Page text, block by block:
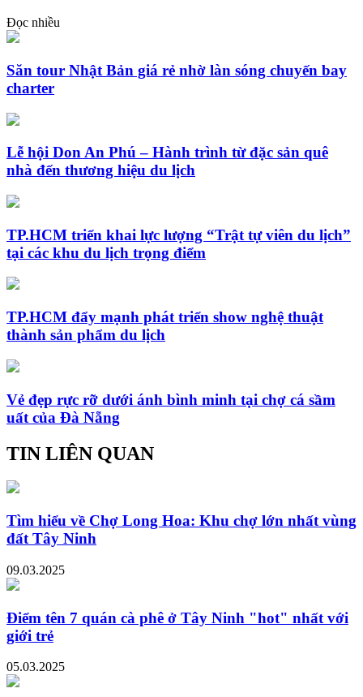
Đọc nhiều
Săn tour Nhật Bản giá rẻ nhờ làn sóng chuyến bay
charter
Lễ hội Don An Phú – Hành trình từ đặc sản quê
nhà đến thương hiệu du lịch
TP.HCM triển khai lực lượng “Trật tự viên du lịch”
tại các khu du lịch trọng điểm
TP.HCM đẩy mạnh phát triển show nghệ thuật
thành sản phẩm du lịch
Vẻ đẹp rực rỡ dưới ánh bình minh tại chợ cá sầm
uất của Đà Nẵng
TIN LIÊN QUAN
Tìm hiểu về Chợ Long Hoa: Khu chợ lớn nhất vùng
đất Tây Ninh
09.03.2025
Điểm tên 7 quán cà phê ở Tây Ninh "hot" nhất với
giới trẻ
05.03.2025